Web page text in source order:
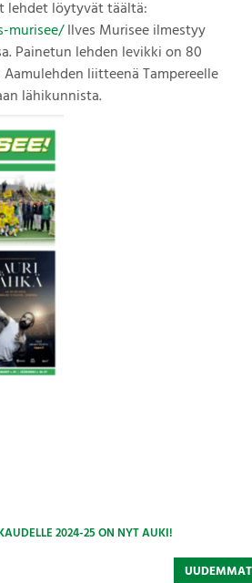
lehdet löytyvät täältä:
murisee/Ilves Murisee ilmestyy
Painetun lehden levikki on 80
liitteenä Tampereelle
lähikunnista.
2024-25 ON NYT AUKI!